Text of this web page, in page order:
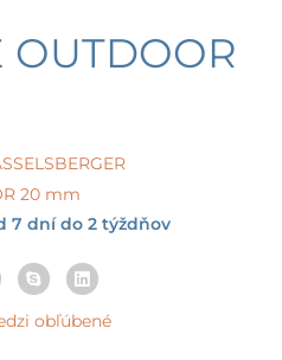
€
OUTDOOR
20 mm
7 dní do 2 týždňov
obľúbené